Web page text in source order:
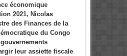
économique
2021, Nicolas
des Finances de la
du Congo
leur assiette fiscale